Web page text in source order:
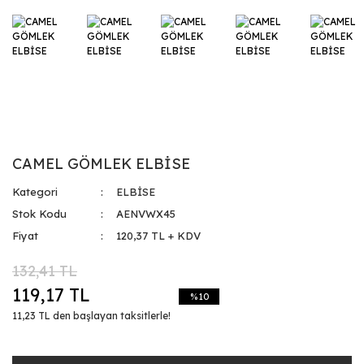
CAMEL GÖMLEK ELBİSE
Kategori
ELBİSE
Stok Kodu
AENVWX45
Fiyat
120,37 TL + KDV
132,41 TL
119,17 TL
11,23 TL den başlayan taksitlerle!
%10